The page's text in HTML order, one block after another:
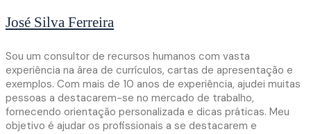
José Silva Ferreira
Sou um consultor de recursos humanos com vasta
experiência na área de currículos, cartas de apresentação e
exemplos. Com mais de 10 anos de experiência, ajudei muitas
pessoas a destacarem-se no mercado de trabalho,
fornecendo orientação personalizada e dicas práticas. Meu
objetivo é ajudar os profissionais a se destacarem e